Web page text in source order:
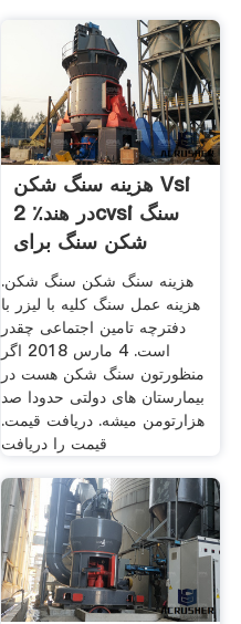
هزینه سنگ شکن Vsi
در هند٪ 2cvsi سنگ
شکن سنگ برای
فروش از
هزینه سنگ شکن سنگ شکن.
هزینه عمل سنگ کلیه با لیزر با
دفترچه تامین اجتماعی چقدر
است. 4 مارس 2018 اگر
منظورتون سنگ شکن هست در
بیمارستان های دولتی حدودا صد
هزارتومن میشه. دریافت قیمت.
قیمت را دریافت